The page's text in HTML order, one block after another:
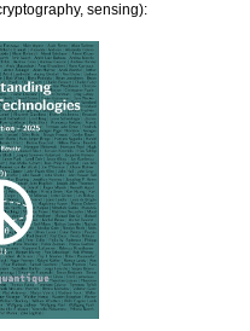
sensing):